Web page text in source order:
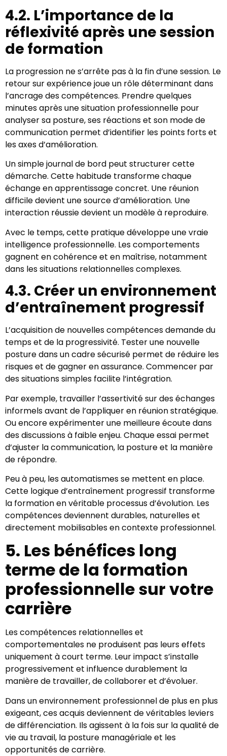
4.2. L’importance de la
réflexivité après une session
de formation
La progression ne s’arrête pas à la fin d’une session. Le
retour sur expérience joue un rôle déterminant dans
l’ancrage des compétences. Prendre quelques
minutes après une situation professionnelle pour
analyser sa posture, ses réactions et son mode de
communication permet d’identifier les points forts et
les axes d’amélioration.
Un simple journal de bord peut structurer cette
démarche. Cette habitude transforme chaque
échange en apprentissage concret. Une réunion
difficile devient une source d’amélioration. Une
interaction réussie devient un modèle à reproduire.
Avec le temps, cette pratique développe une vraie
intelligence professionnelle. Les comportements
gagnent en cohérence et en maîtrise, notamment
dans les situations relationnelles complexes.
4.3. Créer un environnement
d’entraînement progressif
L’acquisition de nouvelles compétences demande du
temps et de la progressivité. Tester une nouvelle
posture dans un cadre sécurisé permet de réduire les
risques et de gagner en assurance. Commencer par
des situations simples facilite l’intégration.
Par exemple, travailler l’assertivité sur des échanges
informels avant de l’appliquer en réunion stratégique.
Ou encore expérimenter une meilleure écoute dans
des discussions à faible enjeu. Chaque essai permet
d’ajuster la communication, la posture et la manière
de répondre.
Peu à peu, les automatismes se mettent en place.
Cette logique d’entraînement progressif transforme
la formation en véritable processus d’évolution. Les
compétences deviennent durables, naturelles et
directement mobilisables en contexte professionnel.
5. Les bénéfices long
terme de la formation
professionnelle sur votre
carrière
Les compétences relationnelles et
comportementales ne produisent pas leurs effets
uniquement à court terme. Leur impact s’installe
progressivement et influence durablement la
manière de travailler, de collaborer et d’évoluer.
Dans un environnement professionnel de plus en plus
exigeant, ces acquis deviennent de véritables leviers
de différenciation. Ils agissent à la fois sur la qualité de
vie au travail, la posture managériale et les
opportunités de carrière.